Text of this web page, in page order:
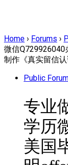
Home › Forums ›
微信
制作《真实留信
Public
专业
学历
美国